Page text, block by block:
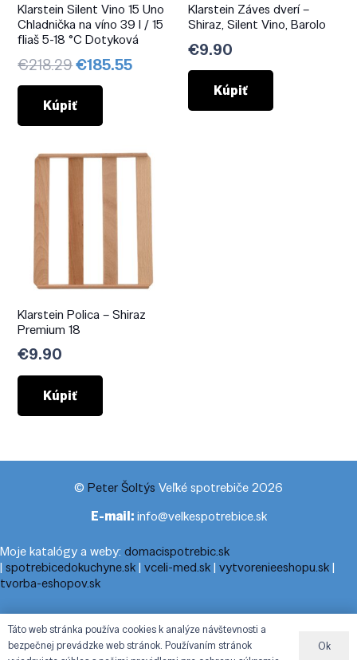
Klarstein Silent Vino 15 Uno
Chladnička na víno 39 l / 15
fliaš 5-18 °C Dotyková
€218.29Pôvodná
cena
bola:
€218.29.
€185.55Aktuálna
Kúpiť
Klarstein Záves dverí –
Shiraz, Silent Vino, Barolo
€9.90
Kúpiť
Klarstein Polica – Shiraz
Premium 18
€9.90
Kúpiť
© Peter Šoltýs Veľké spotrebiče 2026
E-mail:info@velkespotrebice.sk
Moje katalógy a weby: domacispotrebic.sk
| spotrebicedokuchyne.sk| vceli-med.sk| vytvorenieeshopu.sk|
tvorba-eshopov.sk
Moje blogy:cestovnyporiadok.eu|pracanadoma.net|telefonny-
zoznam-podla-cisla.sk |praca-z-domu-na-pc.sk|dnesny-
horoskop.sk|cestuj-dovolenkuj.sk|cestovny-poriadok.eu
Táto web stránka používa cookies k analýze návštevnosti a
bezpečnej prevádzke web stránok. Používaním stránok
Ok